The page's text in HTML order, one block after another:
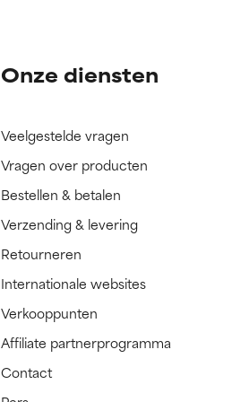
Onze diensten
Veelgestelde vragen
Vragen over producten
Bestellen & betalen
Verzending & levering
Retourneren
Internationale websites
Verkooppunten
Affiliate partnerprogramma
Contact